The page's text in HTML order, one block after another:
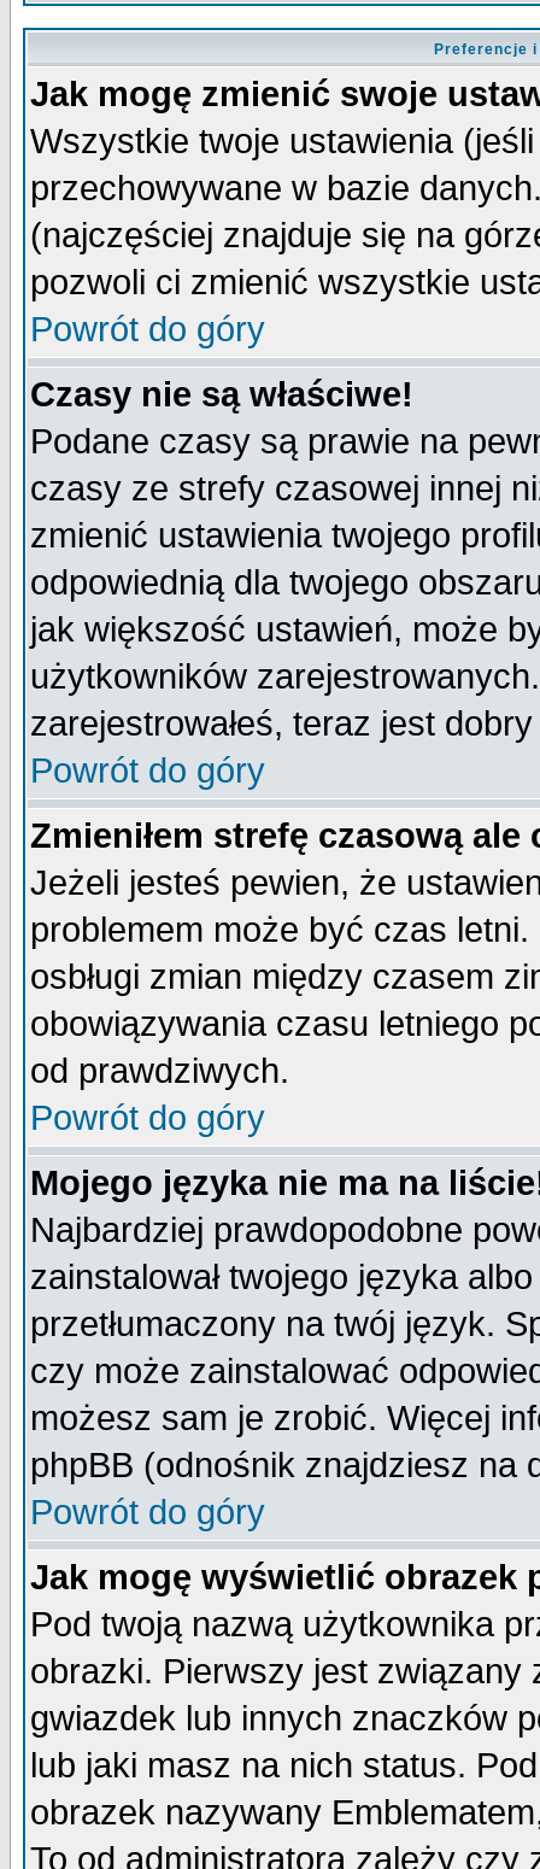
Preferencje
Jak mogę zmienić swoje
Wszystkie twoje ustawienia
przechowywane w bazie
(najczęściej znajduje się na
pozwoli ci zmienić wszystkie
Powrót do góry
Czasy nie są właściwe!
Podane czasy są prawie na
czasy ze strefy czasowej innej
zmienić ustawienia twojego
odpowiednią dla twojego
jak większość ustawień, może
użytkowników
zarejestrowałeś, teraz jest
Powrót do góry
Zmieniłem strefę czasową
Jeżeli jesteś pewien, że
problemem może być czas
osbługi zmian między czasem
obowiązywania czasu letniego
od prawdziwych.
Powrót do góry
Mojego języka nie ma na
Najbardziej prawdopodobne
zainstalował twojego języka
przetłumaczony na twój język.
czy może zainstalować
możesz sam je zrobić. Więcej
phpBB (odnośnik znajdziesz na
Powrót do góry
Jak mogę wyświetlić obrazek
Pod twoją nazwą użytkownika
obrazki. Pierwszy jest
gwiazdek lub innych znaczków
lub jaki masz na nich status.
obrazek nazywany
To od administratora zależy czy